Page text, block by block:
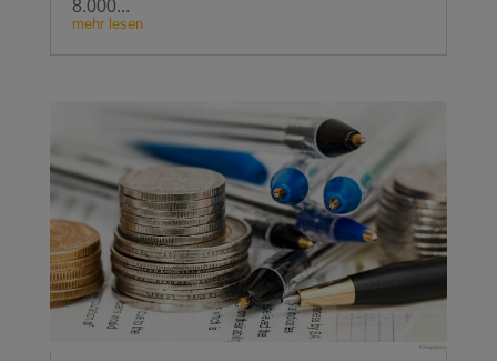
8.000...
mehr lesen